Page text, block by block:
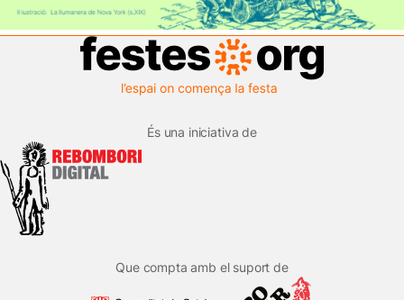
És una iniciativa de
Que compta amb el suport de